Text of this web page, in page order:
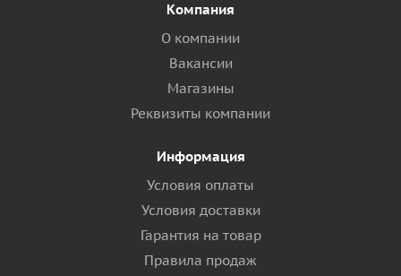
Компания
О компании
Вакансии
Магазины
Реквизиты компании
Информация
Условия оплаты
Условия доставки
Гарантия на товар
Правила продаж